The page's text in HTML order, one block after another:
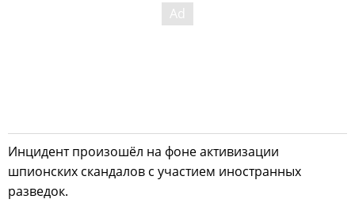
Инцидент произошёл на фоне активизации
шпионских скандалов с участием иностранных
разведок.